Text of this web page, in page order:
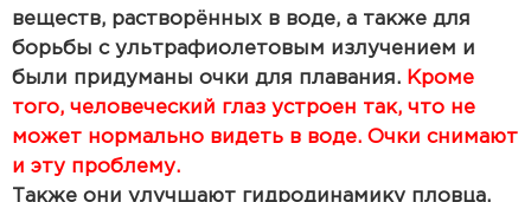
веществ, растворённых в воде, а также для
борьбы с ультрафиолетовым излучением и
были придуманы очки для плавания. Кроме
того, человеческий глаз устроен так, что не
может нормально видеть в воде. Очки снимают
и эту проблему.
Также они улучшают гидродинамику пловца,